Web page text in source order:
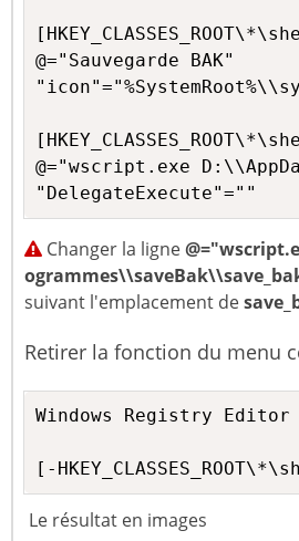
@="Sauvegarde BAK"
@="wscript.exe
"DelegateExecute"=""
Changer la ligne
suivant l'emplacement de
Retirer la fonction du menu
Windows Registry
[-
Le résultat en images